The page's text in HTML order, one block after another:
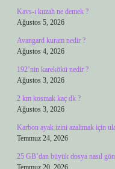
Kavs-ı kuzah ne demek ?
Ağustos 5, 2026
Avangard kuram nedir ?
Ağustos 4, 2026
192’nin karekökü nedir ?
Ağustos 3, 2026
2 km kosmak kaç dk ?
Ağustos 3, 2026
Karbon ayak izini azaltmak için
Temmuz 24, 2026
25 GB’dan büyük dosya nasıl
Temmuz 20, 2026